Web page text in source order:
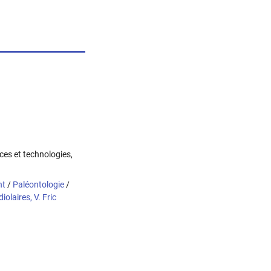
et technologies,
/ Paléontologie/
V. Fric